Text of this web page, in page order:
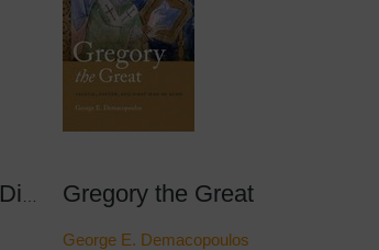
Gregory the Great
George E. Demacopoulos